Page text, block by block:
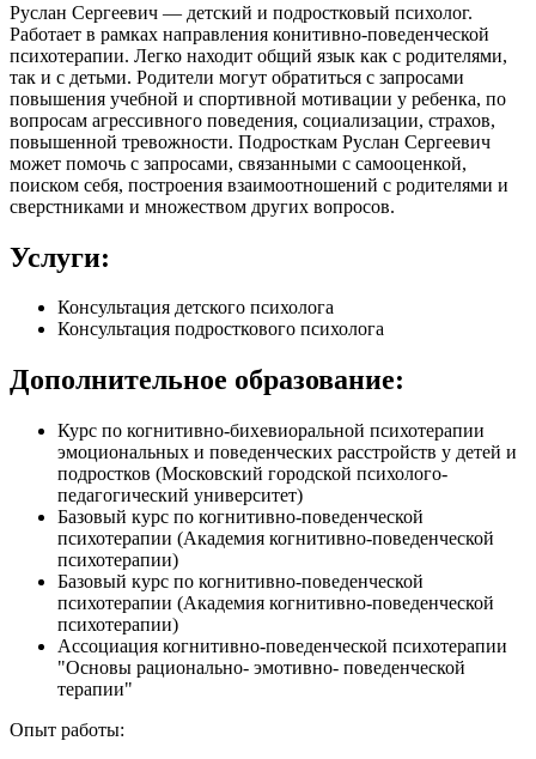
Руслан Сергеевич — детский и подростковый психолог.
Работает в рамках направления конитивно-поведенческой
психотерапии. Легко находит общий язык как с родителями,
так и с детьми. Родители могут обратиться с запросами
повышения учебной и спортивной мотивации у ребенка, по
вопросам агрессивного поведения, социализации, страхов,
повышенной тревожности. Подросткам Руслан Сергеевич
может помочь с запросами, связанными с самооценкой,
поиском себя, построения взаимоотношений с родителями и
сверстниками и множеством других вопросов.
Услуги:
Консультация детского психолога
Консультация подросткового психолога
Дополнительное образование:
Курс по когнитивно-бихевиоральной психотерапии
эмоциональных и поведенческих расстройств у детей и
подростков (Московский городской психолого-
педагогический университет)
Базовый курс по когнитивно-поведенческой
психотерапии (Академия когнитивно-поведенческой
психотерапии)
Базовый курс по когнитивно-поведенческой
психотерапии (Академия когнитивно-поведенческой
психотерапии)
Ассоциация когнитивно-поведенческой психотерапии
"Основы рационально- эмотивно- поведенческой
терапии"
Опыт работы: